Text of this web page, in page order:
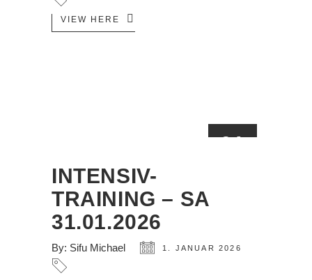
VIEW HERE
01
INTENSIV-
TRAINING – SA
31.01.2026
By: Sifu Michael 1. JANUAR 2026